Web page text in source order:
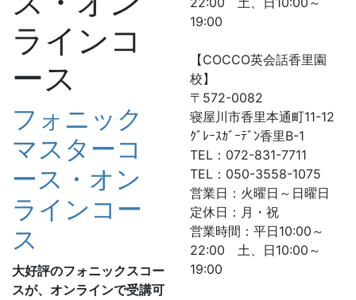
ラインコ
ース
フォニック
マスターコ
ース・オン
ラインコー
ス
大好評のフォニックスコー
スが、オンラインで受講可
19:00
【COCCO英会話香里園
校】
〒572-0082
寝屋川市香里本通町11-12
ｸﾞﾚｰｽｶﾞｰﾃﾞﾝ香里B-1
TEL：072-831-7711
TEL：050-3558-1075
営業日：火曜日～日曜日
定休日：月・祝
営業時間：平日10:00～
22:00 土、日10:00～
19:00